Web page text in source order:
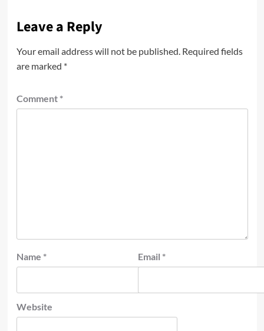
Leave a Reply
Your email address will not be published. Required fields
are marked *
Comment *
Name * Email *
Website